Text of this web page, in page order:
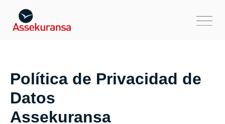
Política de Privacidad de
Datos
Assekuransa